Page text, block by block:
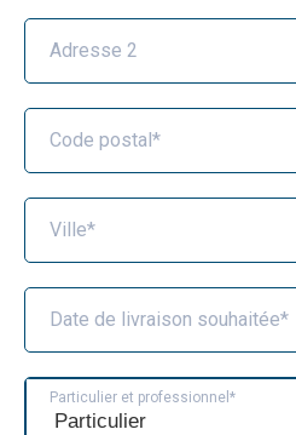
Adresse 2
Code postal*
Ville*
Date de livraison souhaitée*
Particulier et professionnel*